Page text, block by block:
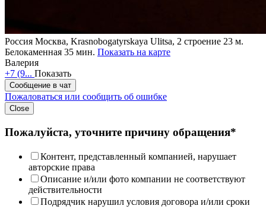
Россия Москва, Krasnobogatyrskaya Ulitsa, 2 строение 23 м.
Белокаменная 35 мин. Показать на карте
Валерия
+7 (9... Показать
Сообщение в чат
Пожаловаться или сообщить об ошибке
Close
Пожалуйста, уточните причину обращения*
Контент, представленный компанией, нарушает
авторские права
Описание и/или фото компании не соответствуют
действительности
Подрядчик нарушил условия договора и/или сроки